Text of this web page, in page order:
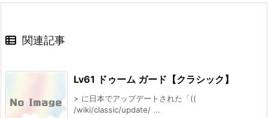
関連記事
Lv61 ドゥーム ガード【クラシック】
> に日本でアップデートされた「((
/wiki/classic/update/ ...